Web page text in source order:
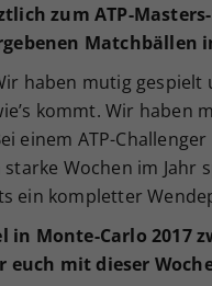
zum ATP-
Matchbällen
haben mutig gespielt
kommt. Wir haben
einem ATP-
Wochen im Jahr
ein kompletter
in Monte-Carlo 2017
mit dieser